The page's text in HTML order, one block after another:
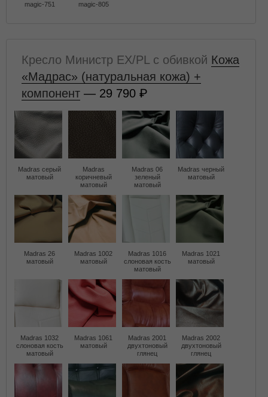
magic-751 magic-805
Кресло Министр EX/PL с обивкой Кожа
«Мадрас» (натуральная кожа) +
компонент — 29 790
Madras серый
матовый
Madras
коричневый
матовый
Madras 06
зеленый
матовый
Madras черный
матовый
Madras 26
матовый
Madras 1002
матовый
Madras 1016
слоновая кость
матовый
Madras 1021
матовый
Madras 1032
слоновая кость
матовый
Madras 1061
матовый
Madras 2001
двухтоновый
глянец
Madras 2002
двухтоновый
глянец